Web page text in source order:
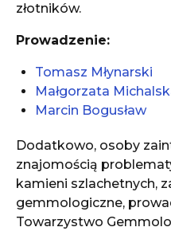
złotników.
Prowadzenie:
Tomasz Młynarski
Małgorzata
Marcin Bogusław
Dodatkowo, osoby
znajomością
kamieni szlachetnych,
gemmologiczne,
Towarzystwo